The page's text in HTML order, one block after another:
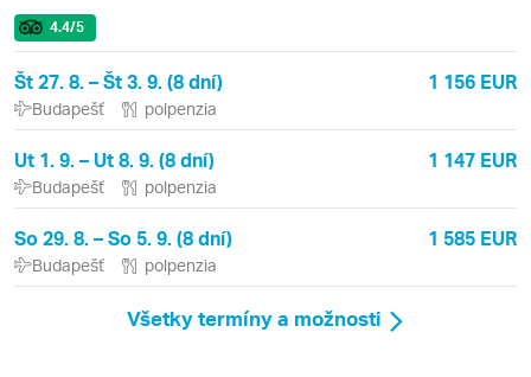
4.4/5
Št 27. 8. – Št 3. 9. (8 dní) 1 156 EUR
Budapešť polpenzia
Ut 1. 9. – Ut 8. 9. (8 dní) 1 147 EUR
Budapešť polpenzia
So 29. 8. – So 5. 9. (8 dní) 1 585 EUR
Budapešť polpenzia
Všetky termíny a možnosti